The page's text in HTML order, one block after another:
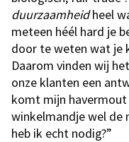
duurzaamheidheel
meteen héél hard je
door te weten wat je
Daarom vinden wij
onze klanten een
komt mijn havermout
winkelmandje wel de
heb ik echt nodig?”